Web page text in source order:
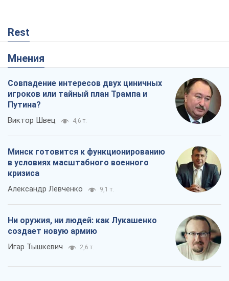
Rest
Мнения
Совпадение интересов двух циничных
игроков или тайный план Трампа и
Путина?
Виктор Швец 4,6 т.
Минск готовится к функционированию
в условиях масштабного военного
кризиса
Александр Левченко 9,1 т.
Ни оружия, ни людей: как Лукашенко
создает новую армию
Игар Тышкевич 2,6 т.